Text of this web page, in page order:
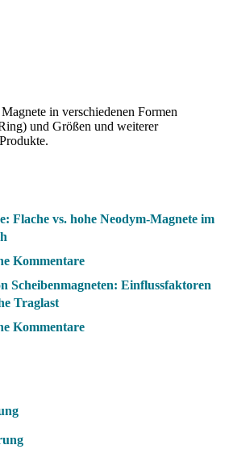
in verschiedenen Formen
und Größen und weiterer
Flache vs. hohe Neodym-Magnete im
Kommentare
Scheibenmagneten: Einflussfaktoren
Traglast
Kommentare